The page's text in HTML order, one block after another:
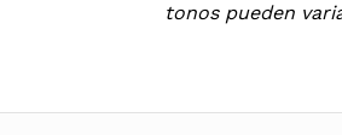
tonos pueden